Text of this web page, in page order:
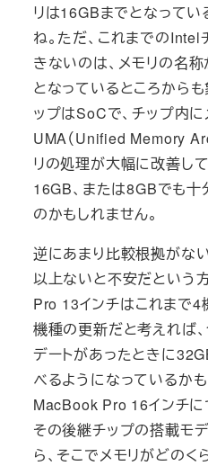
リは16GBまでとなって
ね。ただ、これまでの
きないのは、メモリの名称
となっているところから
ップはSoCで、チップ内
UMA（Unified Memory
リの処理が大幅に改善し
16GB、または8GBでも
のかもしれません。
逆にあまり比較根拠がな
以上ないと不安だという
Pro 13インチはこれまで
機種の更新だと考えれば
デートがあったときに
べるようになっているか
MacBook Pro 16インチ
その後継チップの搭載モ
ら、そこでメモリがどの